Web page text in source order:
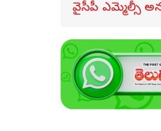
వైసీపీ ఎమ్మెల్సీ